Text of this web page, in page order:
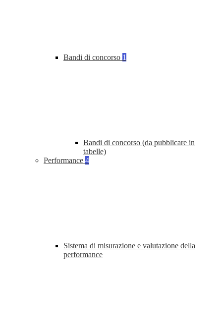
Bandi di concorso 1
Bandi di concorso (da pubblicare in
tabelle)
Performance 4
Sistema di misurazione e valutazione della
performance